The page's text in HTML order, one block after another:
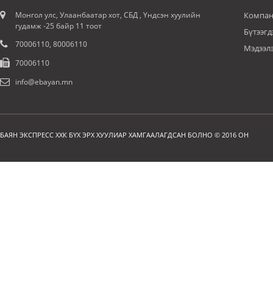
Монгол улс, Улаанбаатар хот, СБД , Үндсэн хуулийн
гудамж -25 байр 11 тоот
70006110, 80006110
70006110
info@ebayan.mn
БАЯН ЭКСПРЕСС ХХК БҮХ ЭРХ ХУУЛИАР ХАМГААЛАГДСАН БОЛНО © 2016 ОН